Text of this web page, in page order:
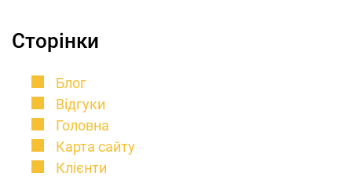
Сторінки
Блог
Відгуки
Головна
Карта сайту
Клієнти